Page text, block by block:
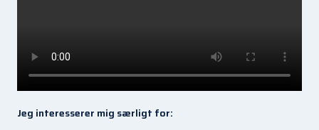
Jeg interesserer mig særligt for: